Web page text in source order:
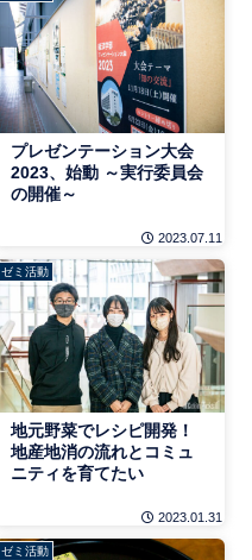
プレゼンテーション大会
2023、始動 ～実行委員会
の開催～
2023.07.11
ゼミ活動
地元野菜でレシピ開発！
地産地消の流れとコミュ
ニティを育てたい
2023.01.31
ゼミ活動